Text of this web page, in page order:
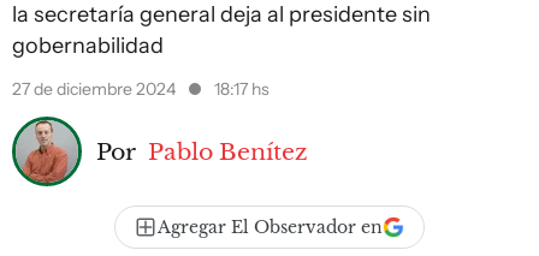
la secretaría general deja al presidente sin
gobernabilidad
27 de diciembre 2024 18:17 hs
Por Pablo Benítez
Agregar El Observador en